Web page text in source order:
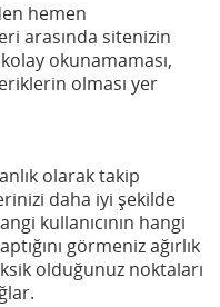
hemen
arasında sitenizin
kolay okunamaması,
olması yer
olarak takip
daha iyi şekilde
kullanıcının hangi
görmeniz ağırlık
olduğunuz noktaları